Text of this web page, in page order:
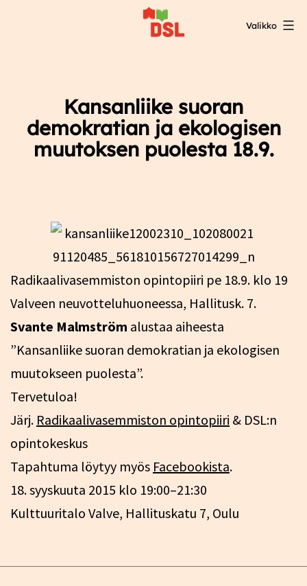
Valikko
Kansanliike suoran
demokratian ja ekologisen
muutoksen puolesta 18.9.
Radikaalivasemmiston opintopiiri pe 18.9. klo 19
Valveen neuvotteluhuoneessa, Hallitusk. 7.
Svante Malmström alustaa aiheesta
”Kansanliike suoran demokratian ja ekologisen
muutokseen puolesta”.
Tervetuloa!
Järj. Radikaalivasemmiston opintopiiri & DSL:n
opintokeskus
Tapahtuma löytyy myös Facebookista.
18. syyskuuta 2015 klo 19:00–21:30
Kulttuuritalo Valve, Hallituskatu 7, Oulu